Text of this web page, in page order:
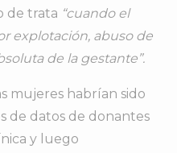
de trata “cuando el
explotación, abuso de
de la gestante”.
mujeres habrían sido
de datos de donantes
y luego